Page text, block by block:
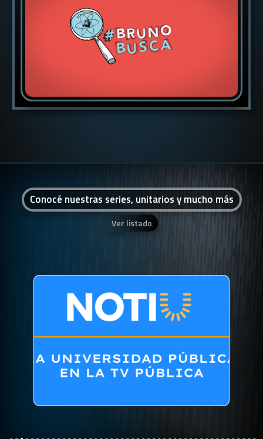
Conocé nuestras series, unitarios y mucho más
Ver listado